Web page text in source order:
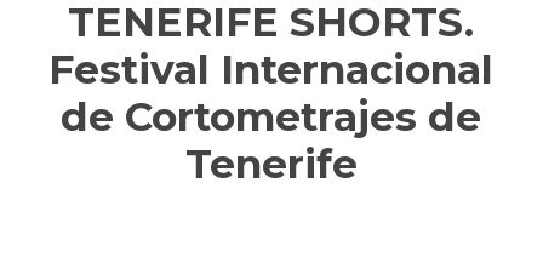
TENERIFE SHORTS.
Festival Internacional
de Cortometrajes de
Tenerife